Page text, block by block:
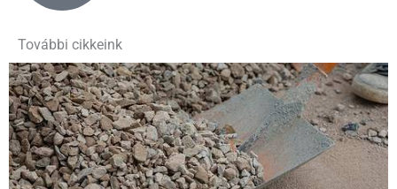
További cikkeink